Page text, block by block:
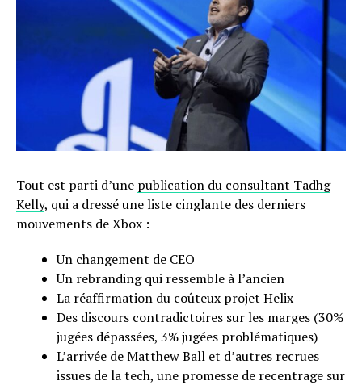
Tout est parti d’une publication du consultant Tadhg
Kelly, qui a dressé une liste cinglante des derniers
mouvements de Xbox :
Un changement de CEO
Un rebranding qui ressemble à l’ancien
La réaffirmation du coûteux projet Helix
Des discours contradictoires sur les marges (30%
jugées dépassées, 3% jugées problématiques)
L’arrivée de Matthew Ball et d’autres recrues
issues de la tech, une promesse de recentrage sur